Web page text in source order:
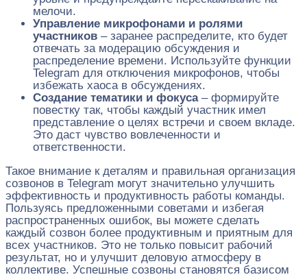
мелочи.
Управление микрофонами и ролями
участников – заранее распределите, кто будет
отвечать за модерацию обсуждения и
распределение времени. Используйте функции
Telegram для отключения микрофонов, чтобы
избежать хаоса в обсуждениях.
Создание тематики и фокуса– формируйте
повестку так, чтобы каждый участник имел
представление о целях встречи и своем вкладе.
Это даст чувство вовлеченности и
ответственности.
Такое внимание к деталям и правильная организация
созвонов в Telegram могут значительно улучшить
эффективность и продуктивность работы команды.
Пользуясь предложенными советами и избегая
распространенных ошибок, вы можете сделать
каждый созвон более продуктивным и приятным для
всех участников. Это не только повысит рабочий
результат, но и улучшит деловую атмосферу в
коллективе. Успешные созвоны становятся базисом